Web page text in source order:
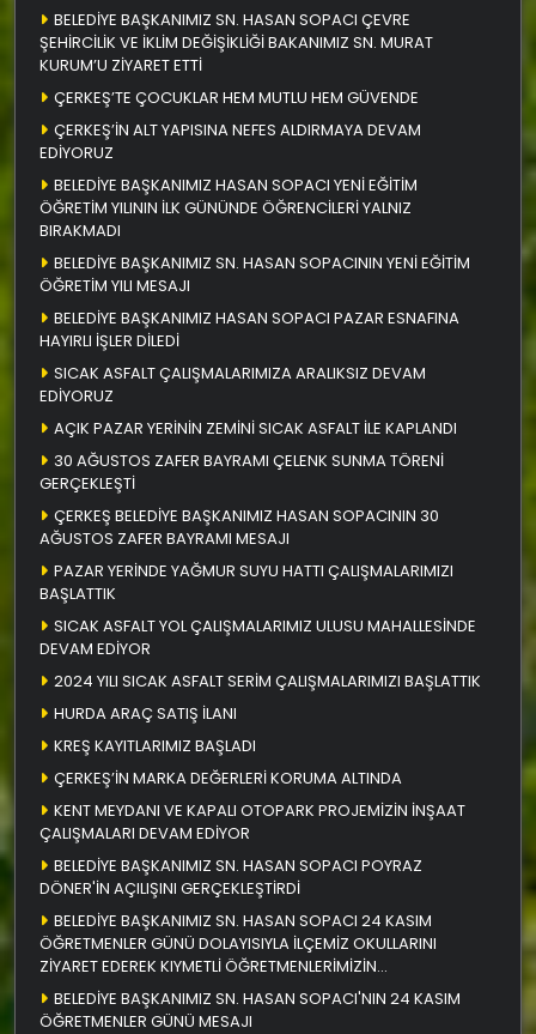
BELEDİYE BAŞKANIMIZ SN. HASAN SOPACI ÇEVRE
ŞEHİRCİLİK VE İKLİM DEĞİŞİKLİĞİ BAKANIMIZ SN. MURAT
KURUM’U ZİYARET ETTİ
ÇERKEŞ’TE ÇOCUKLAR HEM MUTLU HEM GÜVENDE
ÇERKEŞ’İN ALT YAPISINA NEFES ALDIRMAYA DEVAM
EDİYORUZ
BELEDİYE BAŞKANIMIZ HASAN SOPACI YENİ EĞİTİM
ÖĞRETİM YILININ İLK GÜNÜNDE ÖĞRENCİLERİ YALNIZ
BIRAKMADI
BELEDİYE BAŞKANIMIZ SN. HASAN SOPACININ YENİ EĞİTİM
ÖĞRETİM YILI MESAJI
BELEDİYE BAŞKANIMIZ HASAN SOPACI PAZAR ESNAFINA
HAYIRLI İŞLER DİLEDİ
SICAK ASFALT ÇALIŞMALARIMIZA ARALIKSIZ DEVAM
EDİYORUZ
AÇIK PAZAR YERİNİN ZEMİNİ SICAK ASFALT İLE KAPLANDI
30 AĞUSTOS ZAFER BAYRAMI ÇELENK SUNMA TÖRENİ
GERÇEKLEŞTİ
ÇERKEŞ BELEDİYE BAŞKANIMIZ HASAN SOPACININ 30
AĞUSTOS ZAFER BAYRAMI MESAJI
PAZAR YERİNDE YAĞMUR SUYU HATTI ÇALIŞMALARIMIZI
BAŞLATTIK
SICAK ASFALT YOL ÇALIŞMALARIMIZ ULUSU MAHALLESİNDE
DEVAM EDİYOR
2024 YILI SICAK ASFALT SERİM ÇALIŞMALARIMIZI BAŞLATTIK
HURDA ARAÇ SATIŞ İLANI
KREŞ KAYITLARIMIZ BAŞLADI
ÇERKEŞ’İN MARKA DEĞERLERİ KORUMA ALTINDA
KENT MEYDANI VE KAPALI OTOPARK PROJEMİZİN İNŞAAT
ÇALIŞMALARI DEVAM EDİYOR
BELEDİYE BAŞKANIMIZ SN. HASAN SOPACI POYRAZ
DÖNER'İN AÇILIŞINI GERÇEKLEŞTİRDİ
BELEDİYE BAŞKANIMIZ SN. HASAN SOPACI 24 KASIM
ÖĞRETMENLER GÜNÜ DOLAYISIYLA İLÇEMİZ OKULLARINI
ZİYARET EDEREK KIYMETLİ ÖĞRETMENLERİMİZİN
ÖĞRETMENLER GÜNÜNÜ KUTLADI
BELEDİYE BAŞKANIMIZ SN. HASAN SOPACI'NIN 24 KASIM
ÖĞRETMENLER GÜNÜ MESAJI